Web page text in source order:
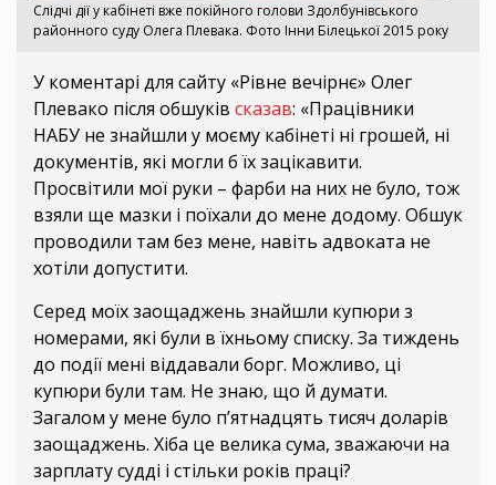
Слідчі дії у кабінеті вже покійного голови Здолбунівського
районного суду Олега Плевака. Фото Інни Білецької 2015 року
У коментарі для сайту «Рівне вечірнє» Олег
Плевако після обшуків сказав: «Працівники
НАБУ не знайшли у моєму кабінеті ні грошей, ні
документів, які могли б їх зацікавити.
Просвітили мої руки – фарби на них не було, тож
взяли ще мазки і поїхали до мене додому. Обшук
проводили там без мене, навіть адвоката не
хотіли допустити.
Серед моїх заощаджень знайшли купюри з
номерами, які були в їхньому списку. За тиждень
до події мені віддавали борг. Можливо, ці
купюри були там. Не знаю, що й думати.
Загалом у мене було п’ятнадцять тисяч доларів
заощаджень. Хіба це велика сума, зважаючи на
зарплату судді і стільки років праці?